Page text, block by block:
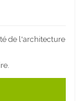
de l'architecture